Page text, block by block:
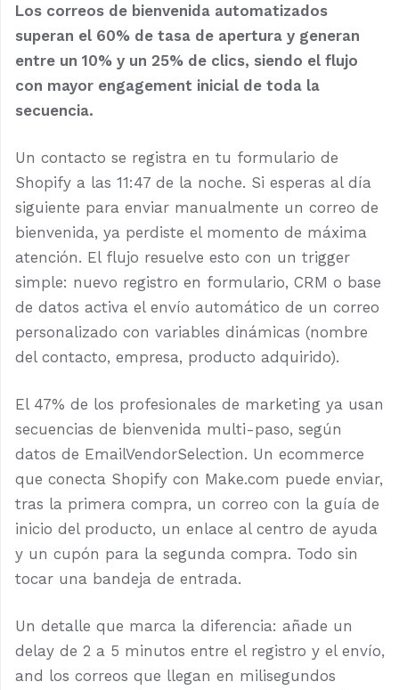
Los correos de bienvenida automatizados
superan el 60% de tasa de apertura y generan
entre un 10% y un 25% de clics, siendo el flujo
con mayor engagement inicial de toda la
secuencia.
Un contacto se registra en tu formulario de
Shopify a las 11:47 de la noche. Si esperas al día
siguiente para enviar manualmente un correo de
bienvenida, ya perdiste el momento de máxima
atención. El flujo resuelve esto con un trigger
simple: nuevo registro en formulario, CRM o base
de datos activa el envío automático de un correo
personalizado con variables dinámicas (nombre
del contacto, empresa, producto adquirido).
El 47% de los profesionales de marketing ya usan
secuencias de bienvenida multi-paso, según
datos de EmailVendorSelection. Un ecommerce
que conecta Shopify con Make.com puede enviar,
tras la primera compra, un correo con la guía de
inicio del producto, un enlace al centro de ayuda
y un cupón para la segunda compra. Todo sin
tocar una bandeja de entrada.
Un detalle que marca la diferencia: añade un
delay de 2 a 5 minutos entre el registro y el envío,
and los correos que llegan en milisegundos